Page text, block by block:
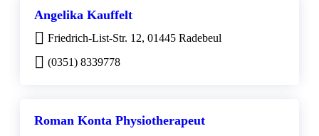
Angelika Kauffelt
Friedrich-List-Str. 12, 01445 Radebeul
(0351) 8339778
Roman Konta Physiotherapeut